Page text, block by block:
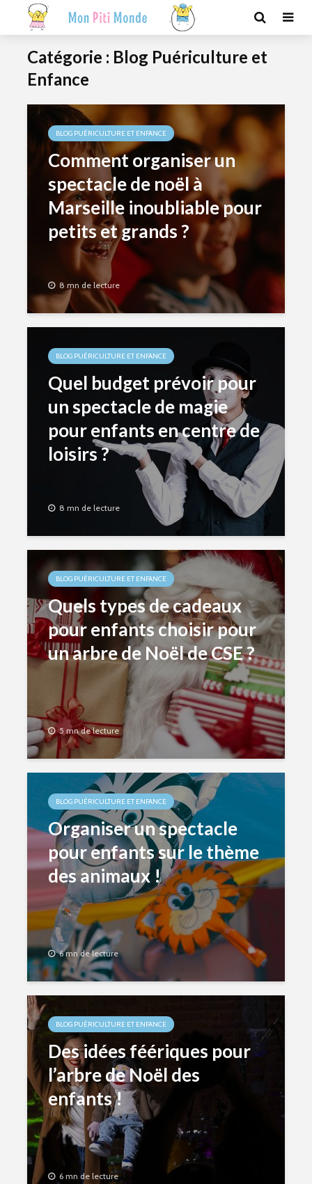
Catégorie : Blog Puériculture et
Enfance
BLOG PUÉRICULTURE ET ENFANCE
Comment organiser un
spectacle de noël à
Marseille inoubliable pour
petits et grands ?
8 mn de lecture
BLOG PUÉRICULTURE ET ENFANCE
Quel budget prévoir pour
un spectacle de magie
pour enfants en centre de
loisirs ?
8 mn de lecture
BLOG PUÉRICULTURE ET ENFANCE
Quels types de cadeaux
pour enfants choisir pour
un arbre de Noël de CSE ?
5 mn de lecture
BLOG PUÉRICULTURE ET ENFANCE
Organiser un spectacle
pour enfants sur le thème
des animaux !
6 mn de lecture
BLOG PUÉRICULTURE ET ENFANCE
Des idées féériques pour
l’arbre de Noël des
enfants !
6 mn de lecture